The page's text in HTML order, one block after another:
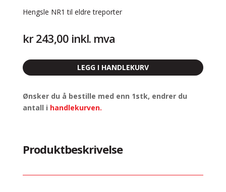
Hengsle NR1 til eldre treporter
kr243,00 inkl. mva
LEGG I HANDLEKURV
Ønsker du å bestille med enn 1stk, endrer du
antall i handlekurven.
Produktbeskrivelse